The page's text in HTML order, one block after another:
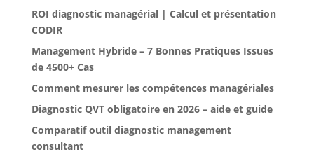
ROI diagnostic managérial | Calcul et présentation
CODIR
Management Hybride – 7 Bonnes Pratiques Issues
de 4500+ Cas
Comment mesurer les compétences managériales
Diagnostic QVT obligatoire en 2026 – aide et guide
Comparatif outil diagnostic management
consultant